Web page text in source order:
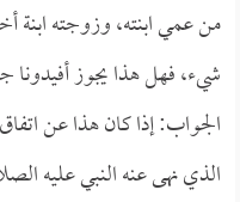
من عمي ابنته، وزوجته ابنة
شيء، فهل هذا يجوز أفيدونا
الجواب: إذا كان هذا عن
الذي نهى عنه النبي عليه